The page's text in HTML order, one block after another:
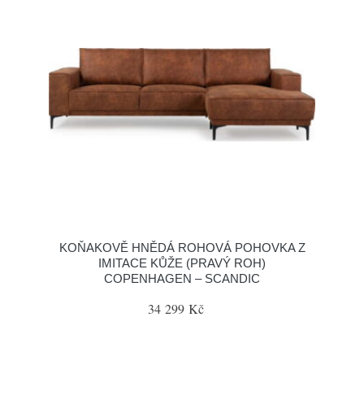
KOŇAKOVĚ HNĚDÁ ROHOVÁ POHOVKA Z
IMITACE KŮŽE (PRAVÝ ROH)
COPENHAGEN – SCANDIC
34 299 Kč